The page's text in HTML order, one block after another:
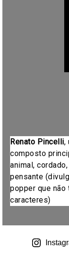
Renato Pincelli,
composto
animal,
pensante
popper que
caracteres)